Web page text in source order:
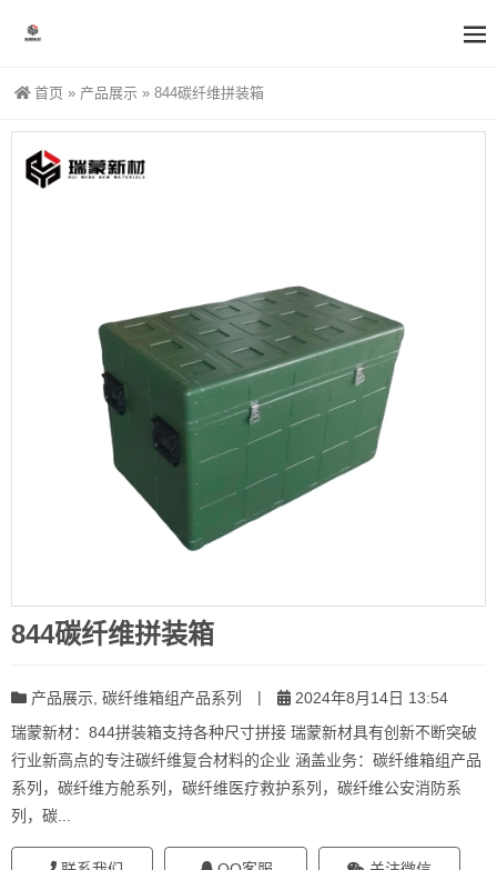
首页 » 产品展示 » 844碳纤维拼装箱
844碳纤维拼装箱
产品展示 碳纤维箱组产品系列 |
2024年8月14日 13:54
瑞蒙新材：844拼装箱支持各种尺寸拼接 瑞蒙新材具有创新不断突破
行业新高点的专注碳纤维复合材料的企业 涵盖业务：碳纤维箱组产品
系列，碳纤维方舱系列，碳纤维医疗救护系列，碳纤维公安消防系
列，碳...